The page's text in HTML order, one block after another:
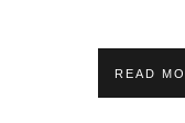
READ